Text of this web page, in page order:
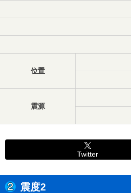
位置
震源
Twitter
震度2